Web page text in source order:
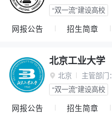
“双一流”建设高校
网报公告 招生简章
北京工业大学
 北京 主管部门：
“双一流”建设高校
网报公告 招生简章